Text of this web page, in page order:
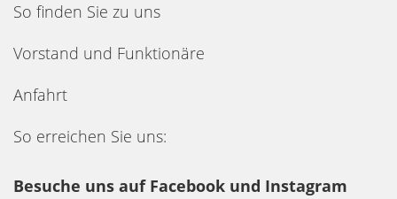
So finden Sie zu uns
Vorstand und Funktionäre
Anfahrt
So erreichen Sie uns:
Besuche uns auf Facebook und Instagram